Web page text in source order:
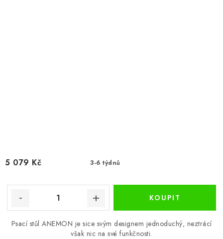
3-6 týdnů
5 079 Kč
Psací stůl ANEMON je sice svým designem jednoduchý, neztrácí
však nic na své funkčnosti.